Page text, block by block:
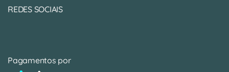
REDES SOCIAIS
Pagamentos por